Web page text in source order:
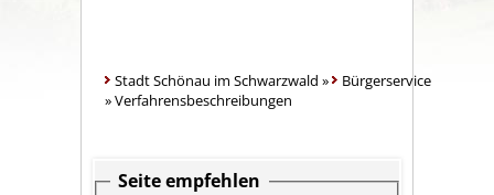
Stadt Schönau im Schwarzwald »
Bürgerservice
»Verfahrensbeschreibungen
Seite empfehlen